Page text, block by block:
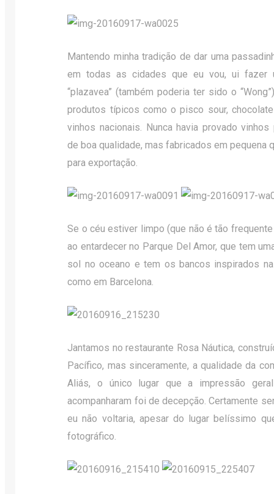
Mantendo minha tradição de dar uma
em todas as cidades que eu vou, ui fazer
“plazavea” (também poderia ter sido o
produtos típicos como o pisco sour,
vinhos nacionais. Nunca havia provado
de boa qualidade, mas fabricados em pequena
para exportação.
Se o céu estiver limpo (que não é tão
ao entardecer no Parque Del Amor, que tem
sol no oceano e tem os bancos inspirados na
como em Barcelona.
Jantamos no restaurante Rosa Náutica,
Pacífico, mas sinceramente, a qualidade da
Aliás, o único lugar que a impressão
acompanharam foi de decepção. Certamente
eu não voltaria, apesar do lugar belíssimo
fotográfico.